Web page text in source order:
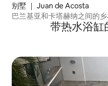
别墅 ｜ Juan de Acosta
巴兰基亚和卡塔赫纳之间的
带热水浴缸